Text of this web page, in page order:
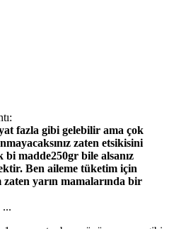
fazla gibi gelebilir ama çok
zaten etsikisini
bi madde250gr bile alsanız
Ben aileme tüketim için
yarın mamalarında bir
...